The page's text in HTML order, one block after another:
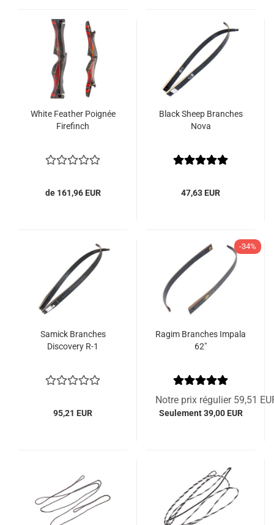
White Feather Poignée
Firefinch
de 161,96 EUR
Black Sheep Branches
Nova
47,63 EUR
Samick Branches
Discovery R-1
95,21 EUR
-34%
Ragim Branches Impala
62"
Notre prix régulier 59,51
Seulement 39,00 EUR